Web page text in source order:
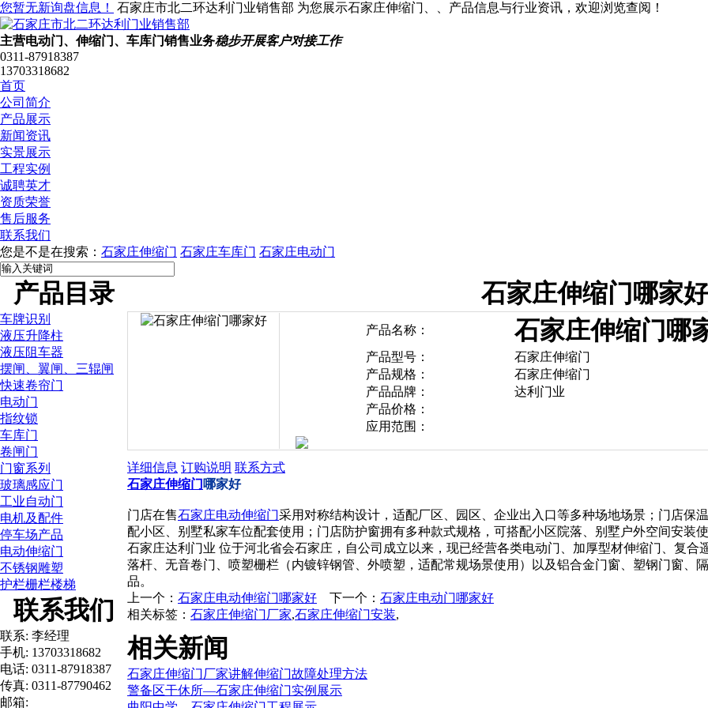
您暂无新询盘信息！ 石家庄市北二环达利门业销售部 为您展示石家庄伸缩门、、产品信息与行业资讯，欢迎浏览查阅！
主营电动门、伸缩门、车库门销售业务稳步开展客户对接工作
0311-87918387
13703318682
首页
公司简介
产品展示
新闻资讯
实景展示
工程实例
诚聘英才
资质荣誉
售后服务
联系我们
您是不是在搜索： 石家庄伸缩门 石家庄车库门 石家庄电动门
产品目录
车牌识别
液压升降柱
液压阻车器
摆闸、翼闸、三辊闸
快速卷帘门
电动门
指纹锁
车库门
卷闸门
门窗系列
玻璃感应门
工业自动门
电机及配件
停车场产品
电动伸缩门
不锈钢雕塑
护栏栅栏楼梯
联系我们
联系: 李经理
手机: 13703318682
电话: 0311-87918387
传真: 0311-87790462
邮箱:
石家庄伸缩门哪家好
产品名称： 石家庄伸缩门哪
产品型号：
石家庄伸缩门
产品规格：
石家庄伸缩门
产品品牌：
达利门业
产品价格：
应用范围：
详细信息 订购说明 联系方式
石家庄伸缩门 哪家好
门店在售石家庄电动伸缩门采用对称结构设计，适配厂区、园区、企业出入口等多种场地场景；门店保
配小区、别墅私家车位配套使用；门店防护窗拥有多种款式规格，可搭配小区院落、别墅户外空间安装
石家庄达利门业 位于河北省会石家庄，自公司成立以来，现已经营各类电动门、加厚型材伸缩门、复
落杆、无音卷门、喷塑栅栏（内镀锌钢管、外喷塑，适配常规场景使用）以及铝合金门窗、塑钢门窗、
品。
上一个： 石家庄电动伸缩门哪家好 下一个： 石家庄电动门哪家好
相关标签： 石家庄伸缩门厂家,石家庄伸缩门安装,
相关新闻
石家庄伸缩门厂家讲解伸缩门故障处理方法
警备区干休所—石家庄伸缩门实例展示